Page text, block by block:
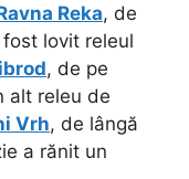
Reka, de
lovit releul
, de pe
alt releu de
Vrh, de lângă
a rănit un